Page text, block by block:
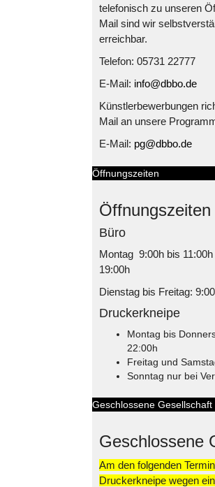
telefonisch zu unseren
Mail sind wir
erreichbar.
Telefon: 05731 22777
E-Mail: info@dbbo.de
Künstlerbewerbungen
Mail an unsere
E-Mail: pg@dbbo.de
Öffnungszeiten
Öffnungszeiten
Büro
Montag 9:00h bis
19:00h
Dienstag bis Freitag:
Druckerkneipe
Montag bis
22:00h
Freitag und
Sonntag nur bei
Geschlossene Gesellschaft
Geschlossene
Am den folgenden
Druckerkneipe wegen